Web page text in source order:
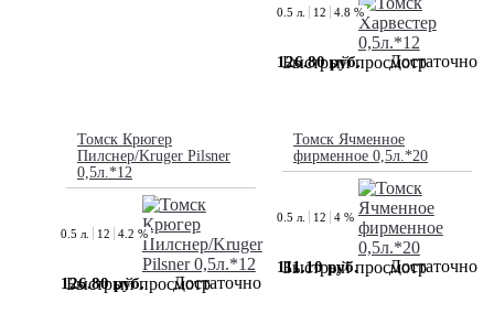
Быстрый просмотр
0.5 л. 12 4.8 %
126.80 руб. Достаточно
Томск Крюгер
Пилснер/Kruger Pilsner
0,5л.*12
Быстрый просмотр
0.5 л. 12 4.2 %
126.80 руб. Достаточно
Томск Ячменное
фирменное 0,5л.*20
Быстрый просмотр
0.5 л. 12 4 %
111.10 руб. Достаточно